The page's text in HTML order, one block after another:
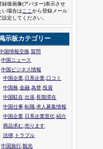
録後画像(アバター)表示させ
い場合は ここから登録メール
設定してください。
示板カテゴリー
国情報交換,質問
中国ニュース
中国ビジネス情報
中国企業,日系企業,口コミ
中国株,金融,為替,投資
中国駐在,出張,長期滞在
中国仕事,転職,求人募集情報
中国企業,日系企業宣伝,紹介
商品求む,売ります
法律,トラブル
中国旅行,観光